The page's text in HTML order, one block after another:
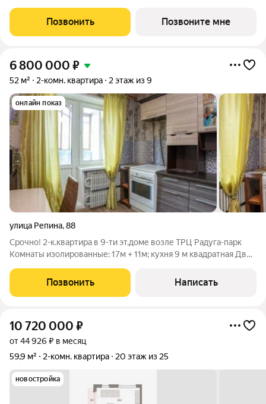
подробно расскажем. 3-комн. квартира от застройщика с
предчистовой отделкой в
Позвонить Позвоните мне
6 800 000 ₽
52 м² 2-комн. квартира 2 этаж из 9
онлайн показ
улица Репина,88
Срочно! 2-к.квaртира в 9-ти эт.доме возле ТРЦ Радуга-парк
Комнаты изолированные: 17м + 11м; кухня 9 м квадратная Две
стеклопакеты, заменены межкомнатные двери, счетчики ! ВСЕ
ОСТАЕТСЯ: МЕБЕЛЬ И
Позвонить Написать
10 720 000 ₽
от 44 926 ₽ в месяц
59,9 м²
2-комн. квартира 20 этаж из 25
новостройка